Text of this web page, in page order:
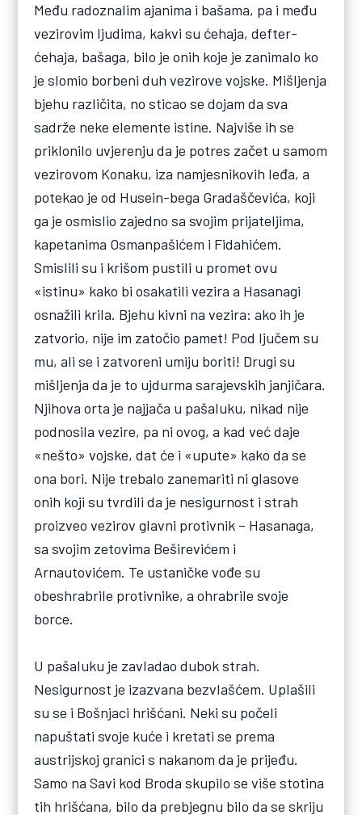
Među radoznalim ajanima i bašama, pa i među
vezirovim ljudima, kakvi su ćehaja, defter-
ćehaja, bašaga, bilo je onih koje je zanimalo ko
je slomio borbeni duh vezirove vojske. Mišljenja
bjehu različita, no sticao se dojam da sva
sadrže neke elemente istine. Najviše ih se
priklonilo uvjerenju da je potres začet u samom
vezirovom Konaku, iza namjesnikovih leđa, a
potekao je od Husein-bega Gradaščevića, koji
ga je osmislio zajedno sa svojim prijateljima,
kapetanima Osmanpašićem i Fidahićem.
Smislili su i krišom pustili u promet ovu
«istinu» kako bi osakatili vezira a Hasanagi
osnažili krila. Bjehu kivni na vezira: ako ih je
zatvorio, nije im zatočio pamet! Pod ljučem su
mu, ali se i zatvoreni umiju boriti! Drugi su
mišljenja da je to ujdurma sarajevskih janjičara.
Njihova orta je najjača u pašaluku, nikad nije
podnosila vezire, pa ni ovog, a kad već daje
«nešto» vojske, dat će i «upute» kako da se
ona bori. Nije trebalo zanemariti ni glasove
onih koji su tvrdili da je nesigurnost i strah
proizveo vezirov glavni protivnik – Hasanaga,
sa svojim zetovima Beširevićem i
Arnautovićem. Te ustaničke vođe su
obeshrabrile protivnike, a ohrabrile svoje
borce.
U pašaluku je zavladao dubok strah.
Nesigurnost je izazvana bezvlašćem. Uplašili
su se i Bošnjaci hrišćani. Neki su počeli
napuštati svoje kuće i kretati se prema
austrijskoj granici s nakanom da je prijeđu.
Samo na Savi kod Broda skupilo se više stotina
tih hrišćana, bilo da prebjegnu bilo da se skriju